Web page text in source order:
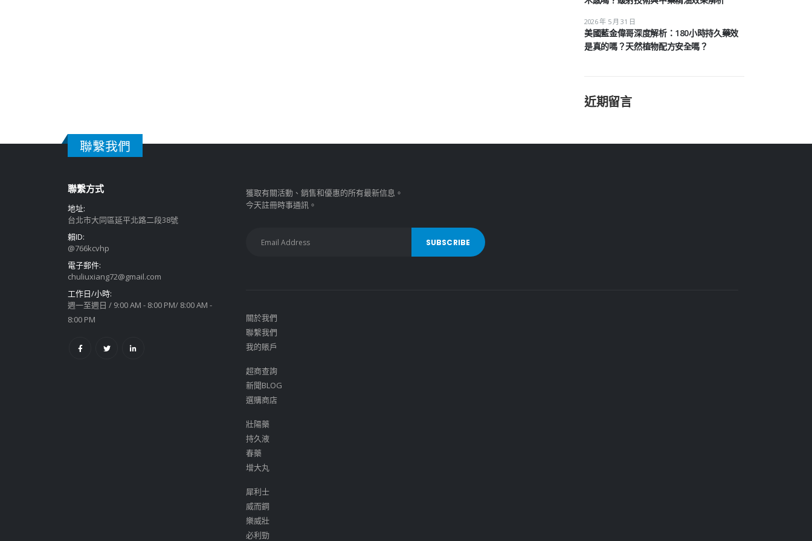
美國藍金偉哥深度解析：180小時持久藥效
是真的嗎？天然植物配方安全嗎？
2026 年 5 月 31 日
近期留言
聯繫我們
聯繫方式
地址:
台北市大同區延平北路二段38號
賴ID:
@766kcvhp
電子郵件:
chuliuxiang72@gmail.com
工作日/小時:
週一至週日 / 9:00 AM - 8:00 PM/ 8:00 AM -
8:00 PM
獲取有關活動、銷售和優惠的所有最新信息。
今天註冊時事通訊。
關於我們
聯繫我們
我的賬戶
超商查詢
新聞BLOG
選購商店
壯陽藥
持久液
春藥
增大丸
犀利士
威而鋼
樂威壯
必利勁